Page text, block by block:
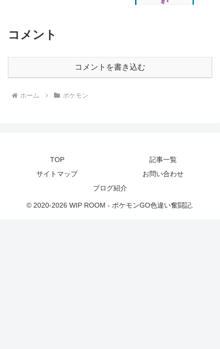
コメント
コメントを書き込む
ホーム ポケモン
TOP
記事一覧
サイトマップ
お問い合わせ
ブログ紹介
© 2020-2026 WIP ROOM - ポケモンGO色違い奮闘記.